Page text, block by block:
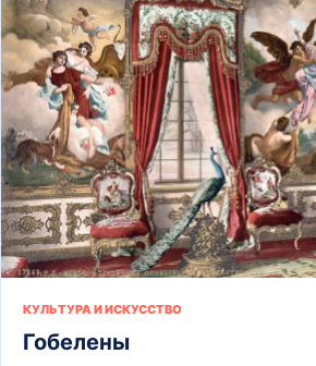
КУЛЬТУРА И ИСКУССТВО
Гобелены